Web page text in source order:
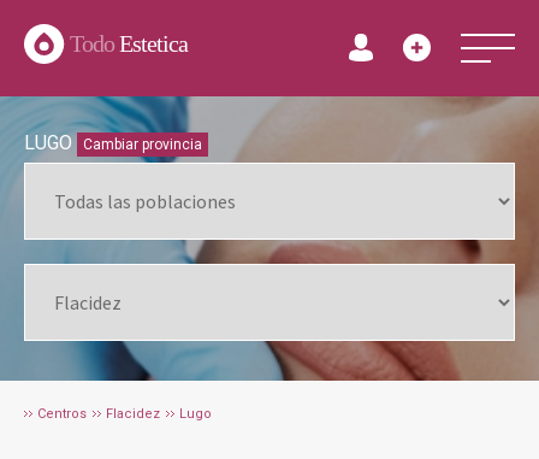
TodoEstetica
LUGO Cambiar provincia
Centros Flacidez Lugo